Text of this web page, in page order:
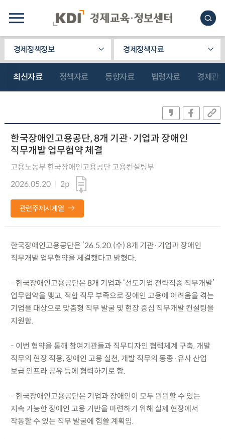
경제정책정보 경제정책자료
최신자료 정책자료 동향자료 법령자료 경제관
한국장애인고용공단, 8개 기관·기업과 장애인
직무개발 업무협약 체결
고용노동부 한국장애인고용공단 고용컨설팅부
2026.05.20
2p
관련주제시계열
한국장애인고용공단은 ’26.5.20.(수) 8개 기관·기업과 장애인
직무개발 업무협약을 체결했다고 밝혔다.
- 한국장애인고용공단은 8개 기업과 ‘선도기업 전략직종 직무개발’
업무협약을 맺고, 적합 직무 부족으로 장애인 고용에 어려움을 겪는
기업을 대상으로 맞춤형 직무 발굴 및 현장 중심 직무개발 컨설팅을
지원함.
- 이번 협약을 통해 참여기관들과 직무디자인 협력체계 구축, 개발
직무의 현장 적용, 장애인 고용 실천, 개발 직무의 동종·유사 산업
보급 인프라 공유 등에 협력하기로 함.
- 한국장애인고용공단은 기업과 장애인이 모두 윈윈할 수 있는
지속 가능한 장애인 고용 기반을 마련하기 위해 실제 현장에서
작동할 수 있는 직무 발굴에 힘쓸 계획임.